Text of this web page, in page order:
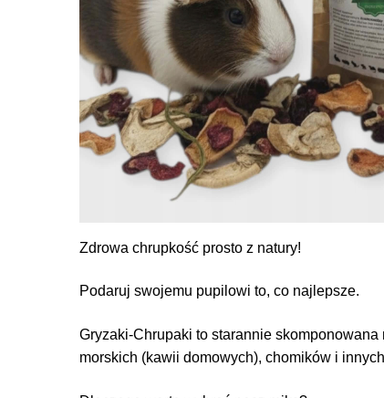
Zdrowa chrupkość prosto z natury!
​Podaruj swojemu pupilowi to, co najlepsze.
Gryzaki-Chrupaki to starannie
morskich (kawii domowych), chomików i